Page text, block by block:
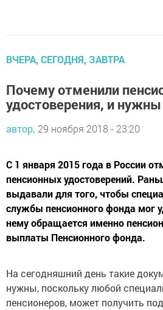
ВЧЕРА, СЕГОДНЯ, ЗАВТРА
Почему отменили
удостоверения, и нужны
автор, 29 ноября 2018 - 23:20
С 1 января 2015 года в России
пенсионных удостоверений.
выдавали для того, чтобы
службы пенсионного фонда мог
нему обращается именно
выплаты Пенсионного фонда.
На сегодняшний день такие
нужны, поскольку любой
пенсионеров, может получить